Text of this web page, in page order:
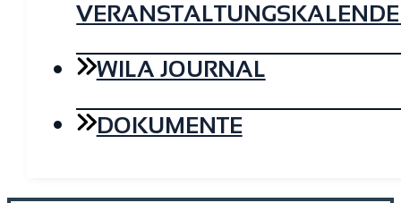
WILA JOURNAL
DOKUMENTE